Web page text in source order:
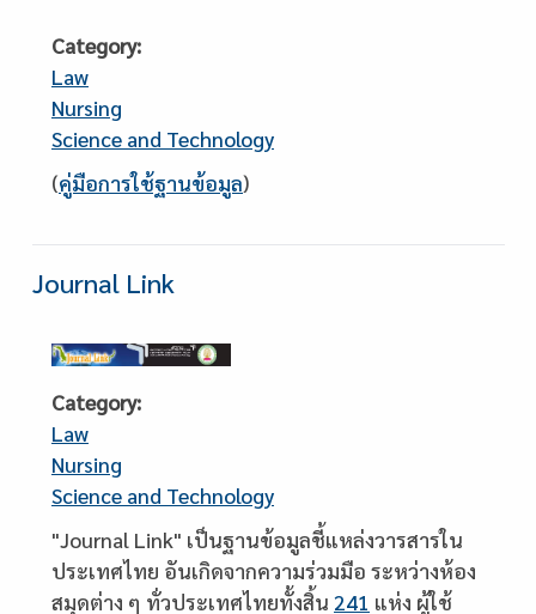
Category
Law
Nursing
Science and Technology
Description
(คู่มือการใช้ฐานข้อมูล)
Journal Link
Category
Law
Nursing
Science and Technology
Description
"Journal Link" เป็นฐานข้อมูลชี้แหล่งวารสารใน
ประเทศไทย อันเกิดจากความร่วมมือ ระหว่างห้อง
สมุดต่าง ๆ ทั่วประเทศไทยทั้งสิ้น 241 แห่ง ผู้ใช้